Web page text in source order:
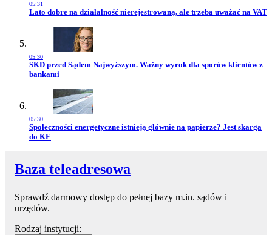
05:31
Przejdź do artykułu:
Lato dobre na działalność nierejestrowaną, ale trzeba uważać na VAT
05:30
Przejdź do artykułu:
SKD przed Sądem Najwyższym. Ważny wyrok dla sporów klientów z
bankami
05:30
Przejdź do artykułu:
Społeczności energetyczne istnieją głównie na papierze? Jest skarga
do KE
Baza teleadresowa
Sprawdź darmowy dostęp do pełnej bazy m.in. sądów i
urzędów.
Rodzaj instytucji: